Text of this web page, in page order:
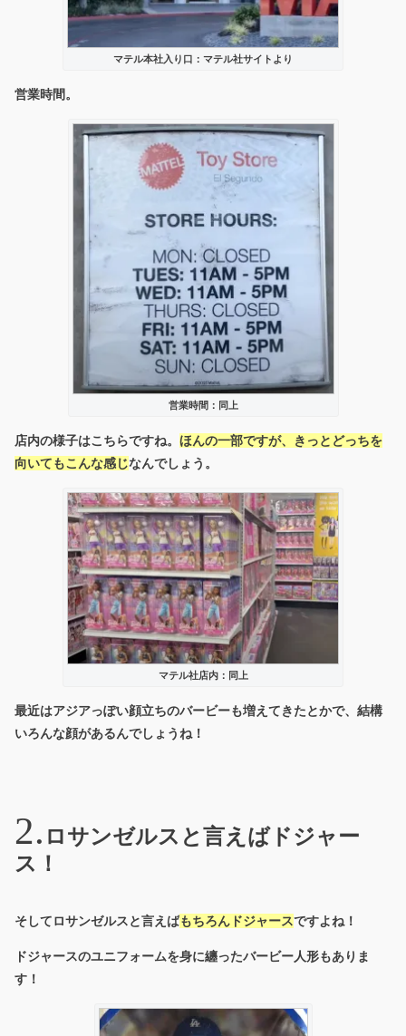
マテル本社入り口：マテル社サイトより
営業時間。
営業時間：同上
店内の様子はこちらですね。 ほんの一部ですが、きっとどっちを
向いてもこんな感じなんでしょう。
マテル社店内：同上
最近はアジアっぽい顔立ちのバービーも増えてきたとかで、結構
いろんな顔があるんでしょうね！
ロサンゼルスと言えばドジャー
ス！
そしてロサンゼルスと言えばもちろんドジャースですよね！
ドジャースのユニフォームを身に纏ったバービー人形もありま
す！